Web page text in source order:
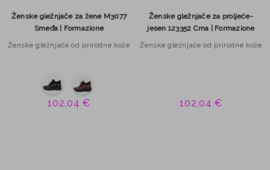
Ženske gležnjače za žene M3077
Smeđa | Formazione
Ženske gležnjače od prirodne kože
102,04 €
Ženske gležnjače za proljeće-
jesen 123352 Crna | Formazione
Ženske gležnjače od prirodne kože
102,04 €